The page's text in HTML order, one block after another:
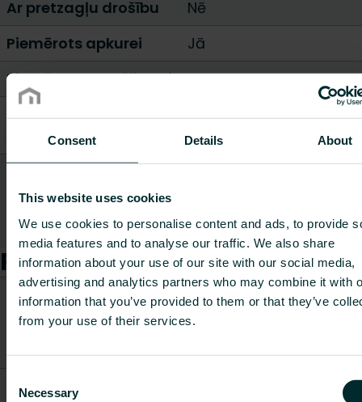
Consent Details About
This website uses cookies
We use cookies to personalise content and ads, to provide
media features and to analyse our traffic. We also share
information about your use of our site with our social media,
advertising and analytics partners who may combine it with
information that you’ve provided to them or that they’ve
from your use of their services.
Selection
Necessary
Ar pretzagļu drošību
Nē
Piemērots apkurei
Jā
Piemērots dzesēšanai
Nē
Regulēšanas
elements
Vaska piepildīts
diapazons [°C]
Rādīt visu
Preces
Preces kods
Preces
CO2/Kg
ekvivalents
materiāla
FD0T10M3002A28PU0